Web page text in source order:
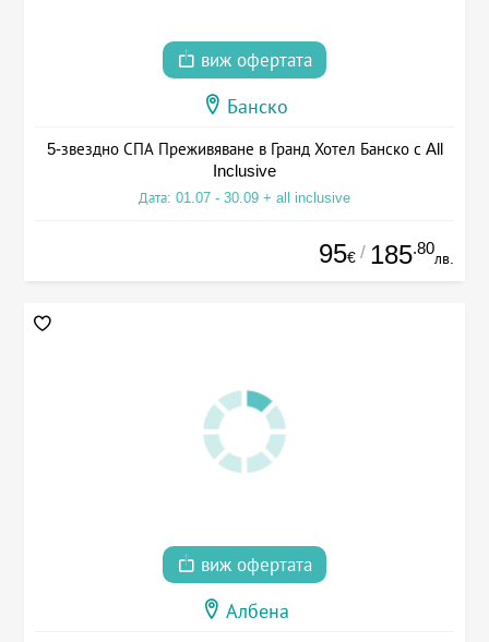
виж офертата
Банско
5-звездно СПА Преживяване в Гранд Хотел Банско с All
Inclusive
Дата: 01.07 - 30.09 + all inclusive
95€ / 185.80
лв.
виж офертата
Албена